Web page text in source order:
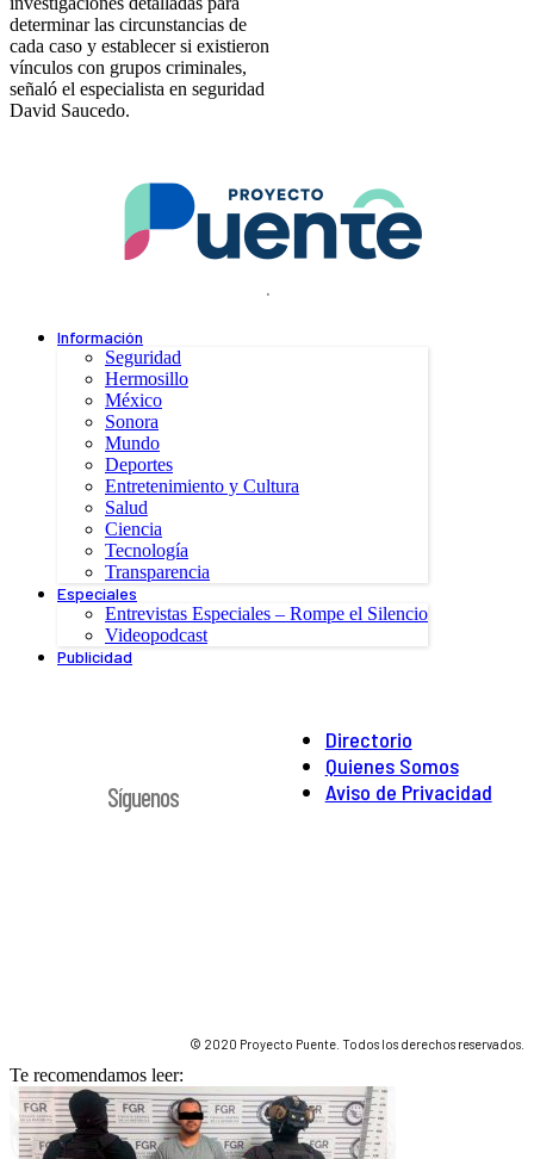
determinar las circunstancias de
cada caso y establecer si existieron
vínculos con grupos criminales,
señaló el especialista en seguridad
David Saucedo.
.
Información
Seguridad
Hermosillo
México
Sonora
Mundo
Deportes
Entretenimiento y Cultura
Salud
Ciencia
Tecnología
Transparencia
Especiales
Entrevistas Especiales – Rompe el Silencio
Videopodcast
Publicidad
Directorio
Quienes Somos
Aviso de Privacidad
Síguenos
© 2020 Proyecto Puente. Todos los derechos reservados.
Te recomendamos leer: